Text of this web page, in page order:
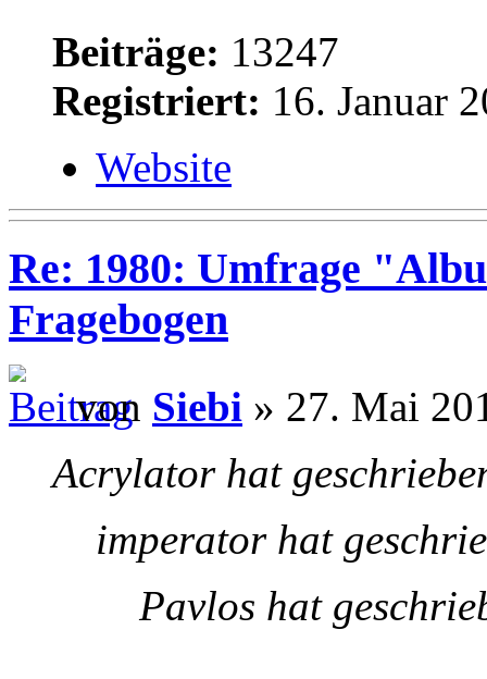
Beiträge: 13247
Registriert: 16. Januar
Website
Re: 1980: Umfrage
Fragebogen
von Siebi » 27. Mai
Acrylator hat
imperator hat
Pavlos hat